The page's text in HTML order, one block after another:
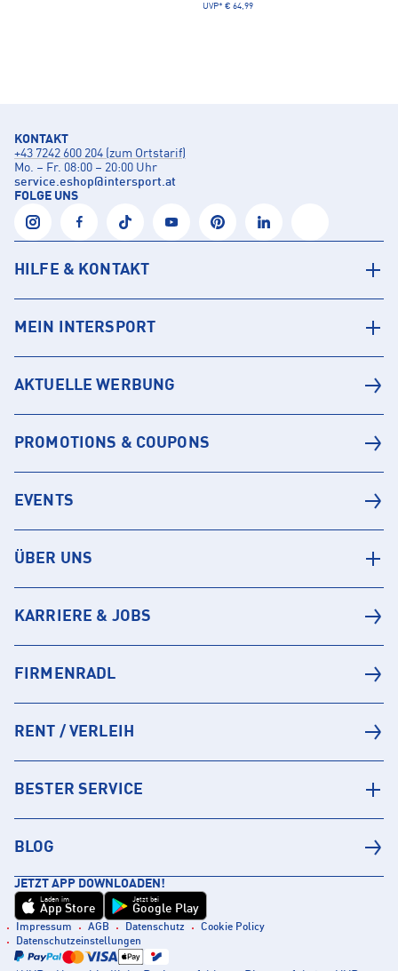
UVP* € 64,99
KONTAKT
+43 7242 600 204 (zum Ortstarif)
Mo. – Fr. 08:00 – 20:00 Uhr
service.eshop@intersport.at
FOLGE UNS
HILFE & KONTAKT
MEIN INTERSPORT
AKTUELLE WERBUNG
PROMOTIONS & COUPONS
EVENTS
ÜBER UNS
KARRIERE & JOBS
FIRMENRADL
RENT / VERLEIH
BESTER SERVICE
BLOG
JETZT APP DOWNLOADEN!
Laden im
App Store
Jetzt bei
Google Play
Impressum AGB Datenschutz
Cookie Policy
Datenschutzeinstellungen